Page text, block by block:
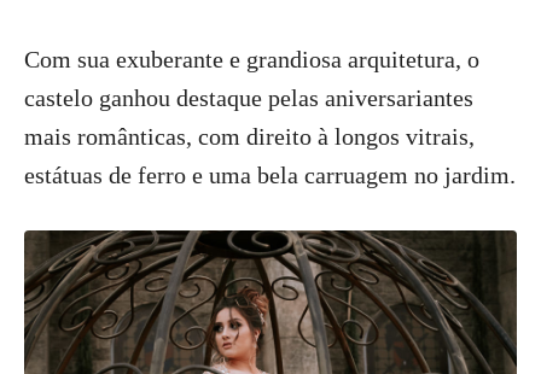
Com sua exuberante e grandiosa arquitetura, o
castelo ganhou destaque pelas aniversariantes
mais românticas, com direito à longos vitrais,
estátuas de ferro e uma bela carruagem no jardim.